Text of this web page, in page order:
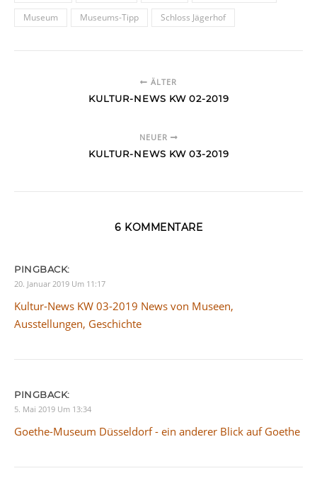
Museum
Museums-Tipp Schloss Jägerhof
ÄLTER
KULTUR-NEWS KW 02-2019
NEUER
KULTUR-NEWS KW 03-2019
6 KOMMENTARE
PINGBACK:
20. Januar 2019 Um 11:17
Kultur-News KW 03-2019 News von Museen,
Ausstellungen, Geschichte
PINGBACK:
5. Mai 2019 Um 13:34
Goethe-Museum Düsseldorf - ein anderer Blick auf Goethe